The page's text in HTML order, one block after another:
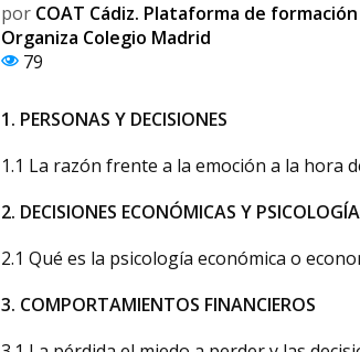
por COAT Cádiz. Plataforma de
Organiza Colegio Madrid
79
1. PERSONAS Y DECISIONES
1.1 La razón frente a la emoción a la hora
2. DECISIONES ECONÓMICAS Y PSICOLOGÍA
2.1 Qué es la psicología económica o
3. COMPORTAMIENTOS FINANCIEROS